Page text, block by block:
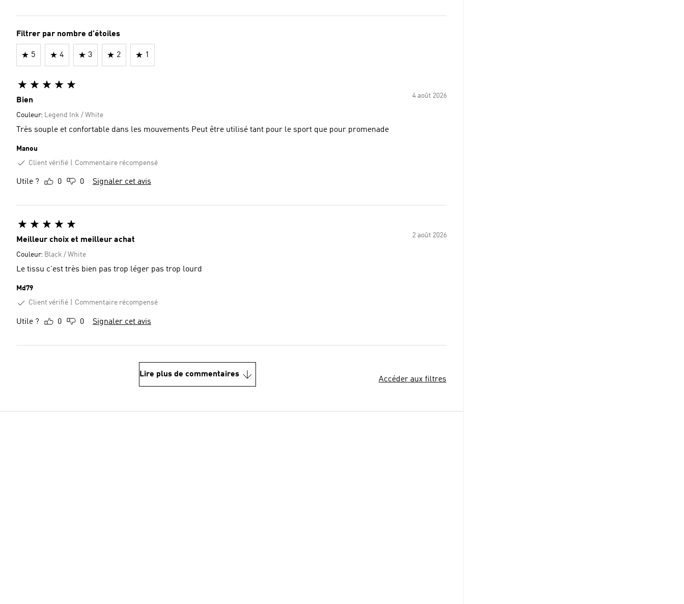
Filtrer par nombre d'étoiles
5 4 3 2 1
4 août 2026
Bien
Couleur: Legend Ink / White
Très souple et confortable dans les mouvements Peut être utilisé tant pour le sport que pour promenade
Manou
Client vérifié
Commentaire récompensé
Utile ? 0 0 Signaler cet avis
2 août 2026
Meilleur choix et meilleur achat
Couleur: Black / White
Le tissu c'est très bien pas trop léger pas trop lourd
Md79
Client vérifié
Commentaire récompensé
Utile ? 0 0 Signaler cet avis
Lire plus de commentaires
Accéder aux filtres